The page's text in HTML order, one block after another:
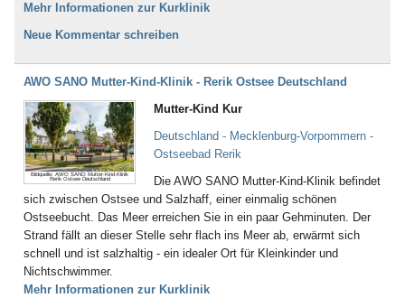
Mehr Informationen zur Kurklinik
Neue Kommentar schreiben
AWO SANO Mutter-Kind-Klinik - Rerik Ostsee Deutschland
Bildquelle: AWO SANO Mutter-Kind-Klinik
Rerik Ostsee Deutschland
Mutter-Kind Kur
Deutschland - Mecklenburg-Vorpommern -
Ostseebad Rerik
Die AWO SANO Mutter-Kind-Klinik befindet
sich zwischen Ostsee und Salzhaff, einer einmalig schönen
Ostseebucht. Das Meer erreichen Sie in ein paar Gehminuten. Der
Strand fällt an dieser Stelle sehr flach ins Meer ab, erwärmt sich
schnell und ist salzhaltig - ein idealer Ort für Kleinkinder und
Nichtschwimmer.
Mehr Informationen zur Kurklinik